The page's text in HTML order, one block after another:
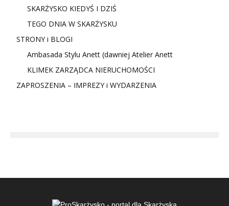
SKARŻYSKO KIEDYŚ I DZIŚ
TEGO DNIA W SKARŻYSKU
STRONY i BLOGI
Ambasada Stylu Anett (dawniej Atelier Anett
KLIMEK ZARZĄDCA NIERUCHOMOŚCI
ZAPROSZENIA – IMPREZY i WYDARZENIA